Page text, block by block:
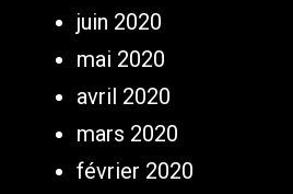
juin 2020
mai 2020
avril 2020
mars 2020
février 2020